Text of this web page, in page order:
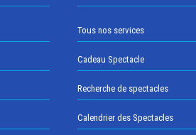
Tous nos services
Cadeau Spectacle
Recherche de spectacles
Calendrier des Spectacles